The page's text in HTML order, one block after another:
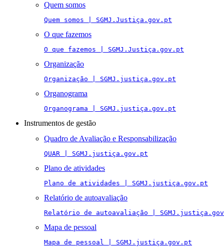
Quem somos
Quem somos | SGMJ.Justiça.gov.pt
O que fazemos
O que fazemos | SGMJ.Justiça.gov.pt
Organização
Organização | SGMJ.justiça.gov.pt
Organograma
Organograma | SGMJ.justiça.gov.pt
Instrumentos de gestão
Quadro de Avaliação e Responsabilização
QUAR | SGMJ.justiça.gov.pt
Plano de atividades
Plano de atividades | SGMJ.justiça.gov.pt
Relatório de autoavaliação
Relatório de autoavaliação |
Mapa de pessoal
Mapa de pessoal | SGMJ.justiça.gov.pt